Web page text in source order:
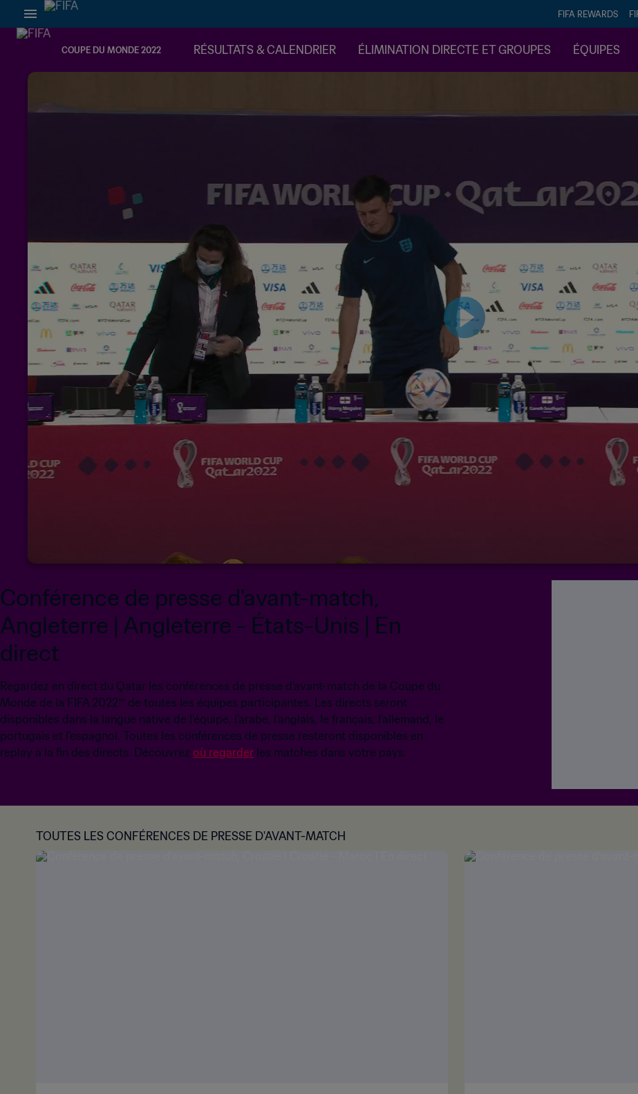
FIFA REWARDS
COUPE DU MONDE 2022 RÉSULTATS & CALENDRIER ÉLIMINATION DIRECTE ET GROUPES ÉQUIPES
Conférence de presse d'avant-match,
Angleterre | Angleterre - États-Unis | En
direct
Regardez en direct du Qatar les conférences de presse d’avant-match de la Coupe du
Monde de la FIFA 2022™ de toutes les équipes participantes. Les directs seront
disponibles dans la langue native de l’équipe, l’arabe, l’anglais, le français, l’allemand, le
portugais et l’espagnol. Toutes les conférences de presse resteront disponibles en
replay à la fin des directs. Découvrez où regarder les matches dans votre pays.
TOUTES LES CONFÉRENCES DE PRESSE D'AVANT-MATCH